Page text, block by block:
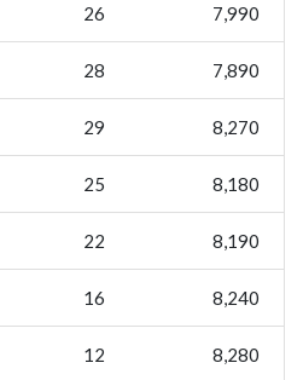
26 7,990
28 7,890
29 8,270
25 8,180
22 8,190
16 8,240
12 8,280